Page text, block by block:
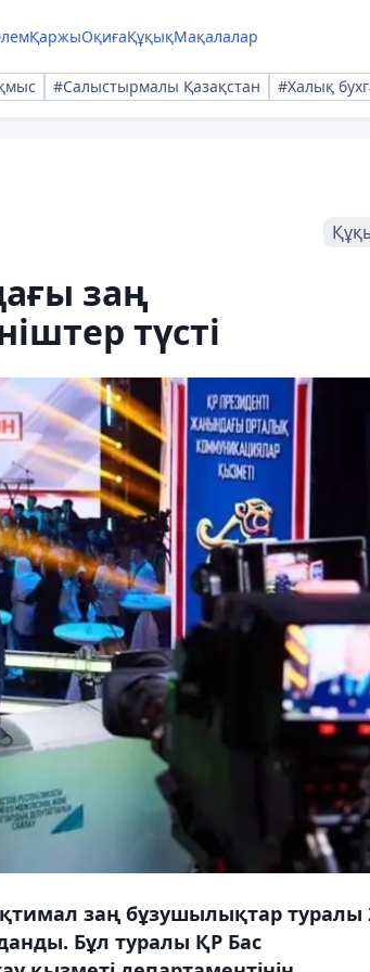
ҚаржыОқиғаҚұқықМақалалар
#Салыстырмалы Қазақстан #Халық
заң
түсті
заң бұзушылықтар туралы
Бұл туралы ҚР Бас